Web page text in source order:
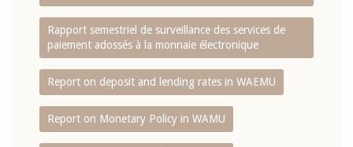
Rapport semestriel de surveillance des services de
paiement adossés à la monnaie électronique
Report on deposit and lending rates in WAEMU
Report on Monetary Policy in WAMU